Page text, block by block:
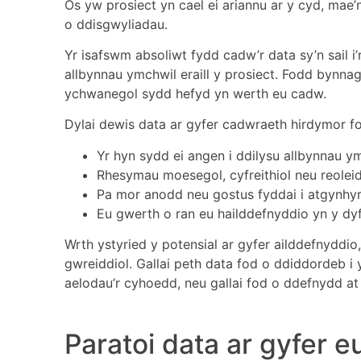
Os yw prosiect yn cael ei ariannu ar y cyd,
o ddisgwyliadau.
Yr isafswm absoliwt fydd cadw’r data sy’n sail
allbynnau ymchwil eraill y prosiect. Fodd
ychwanegol sydd hefyd yn werth eu cadw.
Dylai dewis data ar gyfer cadwraeth hirdymor
Yr hyn sydd ei angen i ddilysu allbynnau
Rhesymau moesegol, cyfreithiol neu
Pa mor anodd neu gostus fyddai i
Eu gwerth o ran eu hailddefnyddio yn y
Wrth ystyried y potensial ar gyfer
gwreiddiol. Gallai peth data fod o ddiddordeb i
aelodau’r cyhoedd, neu gallai fod o ddefnydd
Paratoi data ar gyfer